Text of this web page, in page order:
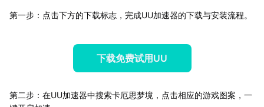
第一步：点击下方的下载标志，完成UU加速器的下载与安装流程。
下载免费试用UU
第二步：在UU加速器中搜索卡厄思梦境，点击相应的游戏图案，一